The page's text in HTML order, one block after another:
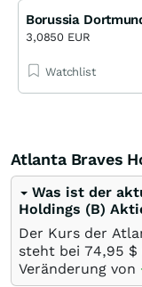
Borussia
3,0850 EUR
Watchlist
Atlanta Braves
Was ist der
Holdings (B)
Der Kurs der
steht bei 74,95 $
Veränderung von